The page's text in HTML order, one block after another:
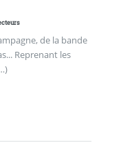
de la bande
Reprenant les